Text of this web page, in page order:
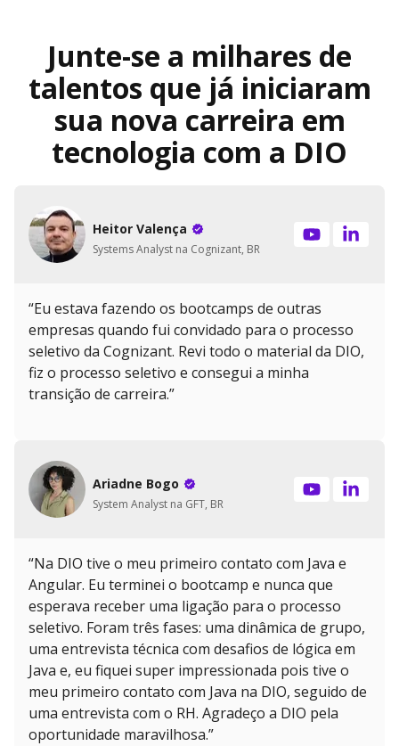
Junte-se a milhares de
talentos que já iniciaram
sua nova carreira em
tecnologia com a DIO
Heitor Valença
Systems Analyst na Cognizant, BR
“Eu estava fazendo os bootcamps de outras
empresas quando fui convidado para o processo
seletivo da Cognizant. Revi todo o material da DIO,
fiz o processo seletivo e consegui a minha
transição de carreira.”
Ariadne Bogo
System Analyst na GFT, BR
“Na DIO tive o meu primeiro contato com Java e
Angular. Eu terminei o bootcamp e nunca que
esperava receber uma ligação para o processo
seletivo. Foram três fases: uma dinâmica de grupo,
uma entrevista técnica com desafios de lógica em
Java e, eu fiquei super impressionada pois tive o
meu primeiro contato com Java na DIO, seguido de
uma entrevista com o RH. Agradeço a DIO pela
oportunidade maravilhosa.”